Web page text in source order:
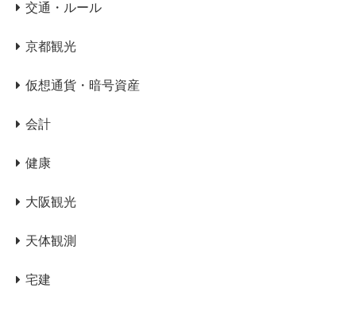
交通・ルール
京都観光
仮想通貨・暗号資産
会計
健康
大阪観光
天体観測
宅建